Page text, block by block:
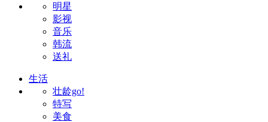
明星
影视
音乐
韩流
送礼
生活
壮龄go!
特写
美食